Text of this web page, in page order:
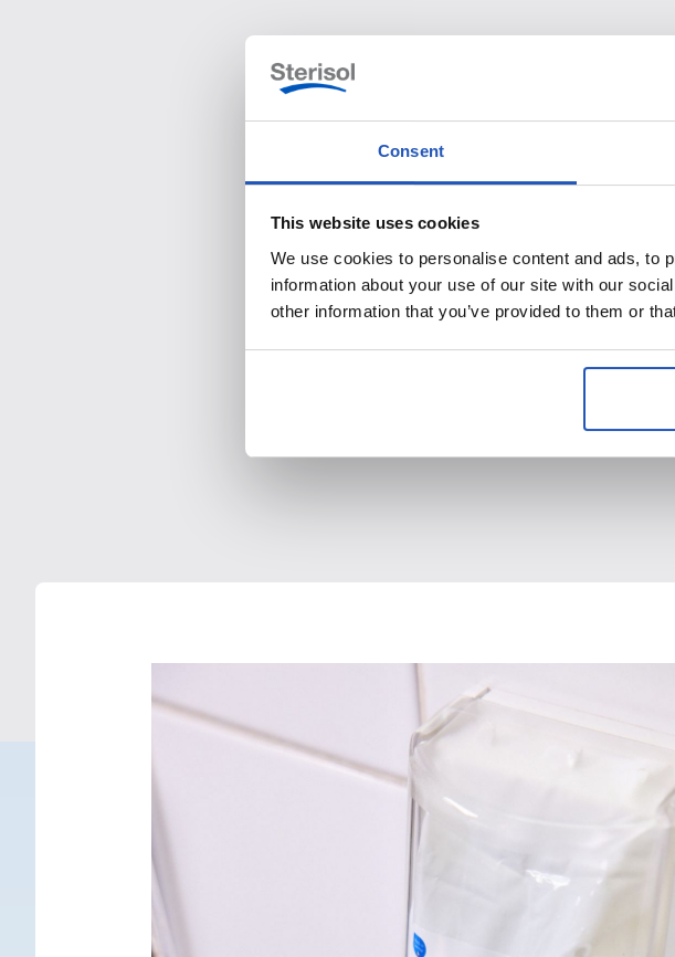
Consent
This website uses cookies
We use cookies to personalise content and ads, to
information about your use of our site with our
other information that you’ve provided to them or